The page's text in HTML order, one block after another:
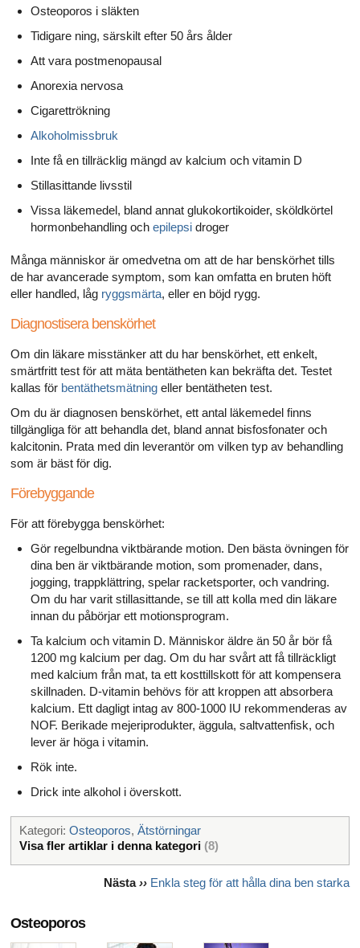
Osteoporos i släkten
Tidigare ning, särskilt efter 50 års ålder
Att vara postmenopausal
Anorexia nervosa
Cigarettrökning
Alkoholmissbruk
Inte få en tillräcklig mängd av kalcium och vitamin D
Stillasittande livsstil
Vissa läkemedel, bland annat glukokortikoider, sköldkörtel
hormonbehandling och epilepsi droger
Många människor är omedvetna om att de har benskörhet tills
de har avancerade symptom, som kan omfatta en bruten höft
eller handled, låg ryggsmärta, eller en böjd rygg.
Diagnostisera benskörhet
Om din läkare misstänker att du har benskörhet, ett enkelt,
smärtfritt test för att mäta bentätheten kan bekräfta det. Testet
kallas för bentäthetsmätning eller bentätheten test.
Om du är diagnosen benskörhet, ett antal läkemedel finns
tillgängliga för att behandla det, bland annat bisfosfonater och
kalcitonin. Prata med din leverantör om vilken typ av behandling
som är bäst för dig.
Förebyggande
För att förebygga benskörhet:
Gör regelbundna viktbärande motion. Den bästa övningen för
dina ben är viktbärande motion, som promenader, dans,
jogging, trappklättring, spelar racketsporter, och vandring.
Om du har varit stillasittande, se till att kolla med din läkare
innan du påbörjar ett motionsprogram.
Ta kalcium och vitamin D. Människor äldre än 50 år bör få
1200 mg kalcium per dag. Om du har svårt att få tillräckligt
med kalcium från mat, ta ett kosttillskott för att kompensera
skillnaden. D-vitamin behövs för att kroppen att absorbera
kalcium. Ett dagligt intag av 800-1000 IU rekommenderas av
NOF. Berikade mejeriprodukter, äggula, saltvattenfisk, och
lever är höga i vitamin.
Rök inte.
Drick inte alkohol i överskott.
Kategori: Osteoporos, Ätstörningar
Visa fler artiklar i denna kategori (8)
Nästa›› Enkla steg för att hålla dina ben starka
Osteoporos